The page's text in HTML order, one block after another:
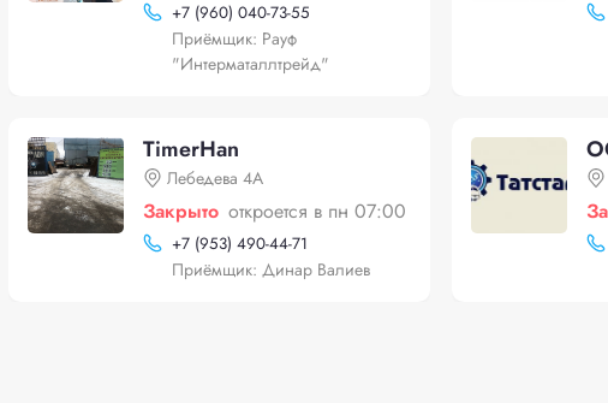
+7 (960) 040-73-55
Приёмщик: Рауф
"Интерматаллтрейд"
TimerHan
Лебедева 4А
Закрыто откроется в пн 07:00
+7 (953) 490-44-71
Приёмщик: Динар Валиев